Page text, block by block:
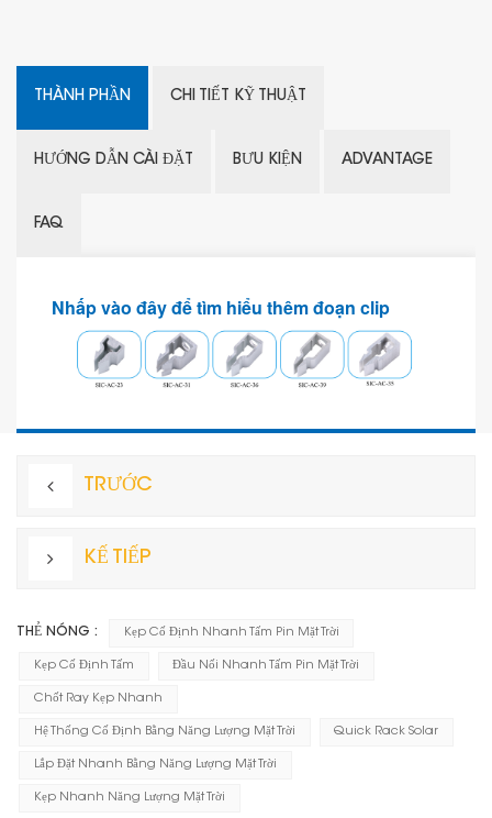
THÀNH PHẦN CHI TIẾT KỸ THUẬT
HƯỚNG DẪN CÀI ĐẶT BƯU KIỆN ADVANTAGE
FAQ
Nhấp vào đây để tìm hiểu thêmđoạn clip
TRƯỚC
KẾ TIẾP
THẺ NÓNG : Kẹp Cố Định Nhanh Tấm Pin Mặt Trời
Kẹp Cố Định Tấm Đầu Nối Nhanh Tấm Pin Mặt Trời
Chốt Ray Kẹp Nhanh
Hệ Thống Cố Định Bằng Năng Lượng Mặt Trời Quick Rack Solar
Lắp Đặt Nhanh Bằng Năng Lượng Mặt Trời
Kẹp Nhanh Năng Lượng Mặt Trời